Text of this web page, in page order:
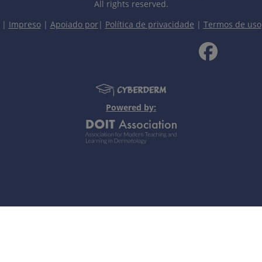
All rights reserved.
Impreso| Apoiado por| Política de privacidade | Termos de uso
Powered by: